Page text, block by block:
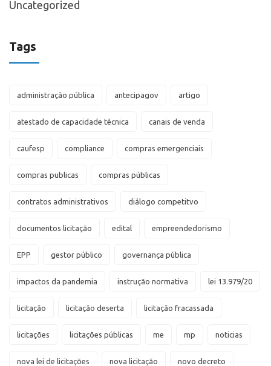
Uncategorized
Tags
administração pública antecipagov artigo
atestado de capacidade técnica canais de venda
caufesp compliance compras emergenciais
compras publicas compras públicas
contratos administrativos diálogo competitvo
documentos licitação edital empreendedorismo
EPP gestor público governança pública
impactos da pandemia instrução normativa lei 13.979/20
licitação licitação deserta licitação fracassada
licitações licitações públicas me mp noticias
nova lei de licitações nova licitação novo decreto